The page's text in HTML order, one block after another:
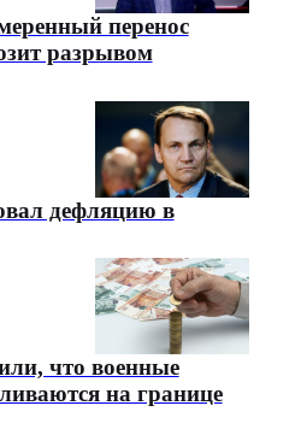
перенос
разрывом
дефляцию в
что военные
на границе